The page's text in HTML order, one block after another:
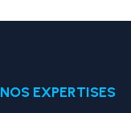
NOS EXPERTISES